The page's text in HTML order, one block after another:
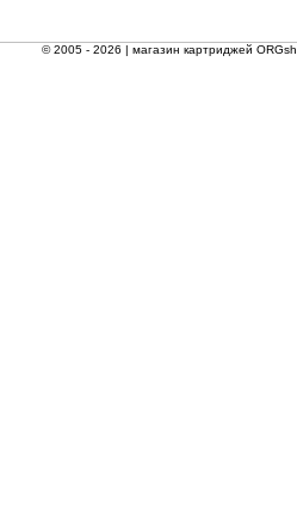
© 2005 - 2026 | магазин картриджей